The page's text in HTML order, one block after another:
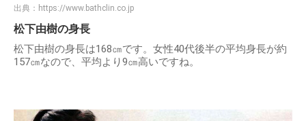
出典： https://www.bathclin.co.jp
松下由樹の身長
松下由樹の身長は168㎝です。女性40代後半の平均身長が約
157㎝なので、平均より9㎝高いですね。